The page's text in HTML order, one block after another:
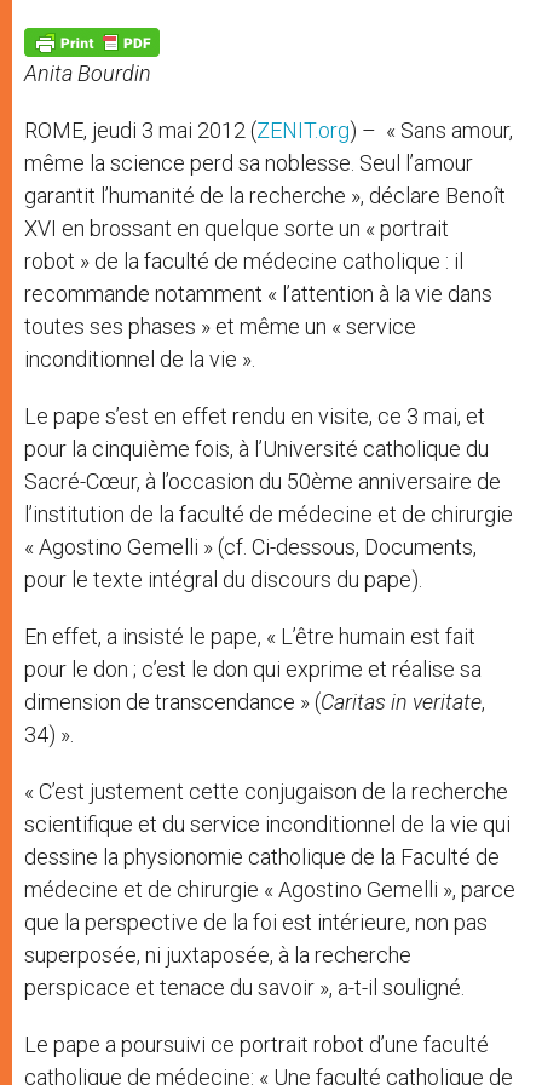
p
p
g
e
r
o
k
Anita Bourdin
ROME, jeudi 3 mai 2012 (ZENIT.org) – « Sans amour,
même la science perd sa noblesse. Seul l’amour
garantit l’humanité de la recherche », déclare Benoît
XVI en brossant en quelque sorte un « portrait
robot » de la faculté de médecine catholique : il
recommande notamment « l’attention à la vie dans
toutes ses phases » et même un « service
inconditionnel de la vie ».
Le pape s’est en effet rendu en visite, ce 3 mai, et
pour la cinquième fois, à l’Université catholique du
Sacré-Cœur, à l’occasion du 50ème anniversaire de
l’institution de la faculté de médecine et de chirurgie
« Agostino Gemelli » (cf. Ci-dessous, Documents,
pour le texte intégral du discours du pape).
En effet, a insisté le pape, « L’être humain est fait
pour le don ; c’est le don qui exprime et réalise sa
dimension de transcendance » (Caritas in veritate,
34) ».
« C’est justement cette conjugaison de la recherche
scientifique et du service inconditionnel de la vie qui
dessine la physionomie catholique de la Faculté de
médecine et de chirurgie « Agostino Gemelli », parce
que la perspective de la foi est intérieure, non pas
superposée, ni juxtaposée, à la recherche
perspicace et tenace du savoir », a-t-il souligné.
Le pape a poursuivi ce portrait robot d’une faculté
catholique de médecine: « Une faculté catholique de